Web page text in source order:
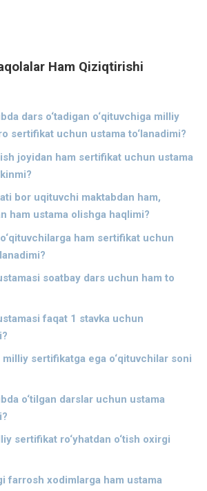
Ham Qiziqtirishi
dars o‘tadigan o‘qituvchiga milliy
sertifikat uchun ustama to‘lanadimi?
ish joyidan ham sertifikat uchun ustama
bor uqituvchi maktabdan ham,
ham ustama olishga haqlimi?
ham sertifikat uchun
soatbay dars uchun ham to
faqat 1 stavka uchun
milliy sertifikatga ega o‘qituvchilar soni
o‘tilgan darslar uchun ustama
sertifikat ro‘yhatdan o‘tish oxirgi
farrosh xodimlarga ham ustama